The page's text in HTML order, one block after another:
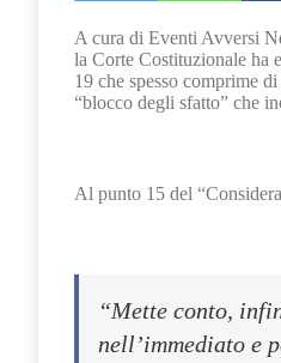
A cura di Eventi Avversi
la Corte Costituzionale ha
19 che spesso comprime
“blocco degli sfatto” che
Al punto 15 del
“Mette conto,
nell’immediato e